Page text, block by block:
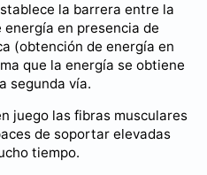
la barrera entre la
en presencia de
(obtención de energía en
que la energía se obtiene
segunda vía.
juego las fibras musculares
de soportar elevadas
tiempo.